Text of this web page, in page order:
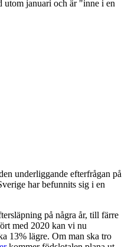
utom januari och är "inne i en
underliggande efterfrågan på
har befunnits sig i en
på några år, till färre
med 2020 kan vi nu
13% lägre. Om man ska tro